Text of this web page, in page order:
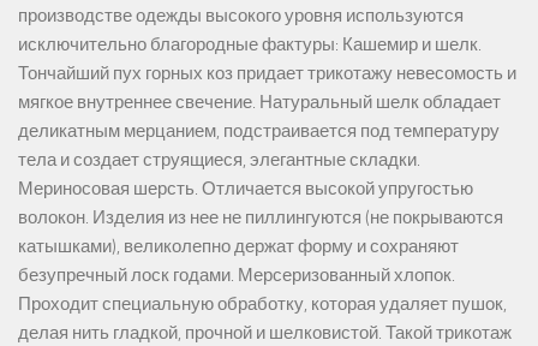
производстве одежды высокого уровня используются
исключительно благородные фактуры: Кашемир и шелк.
Тончайший пух горных коз придает трикотажу невесомость и
мягкое внутреннее свечение. Натуральный шелк обладает
деликатным мерцанием, подстраивается под температуру
тела и создает струящиеся, элегантные складки.
Мериносовая шерсть. Отличается высокой упругостью
волокон. Изделия из нее не пиллингуются (не покрываются
катышками), великолепно держат форму и сохраняют
безупречный лоск годами. Мерсеризованный хлопок.
Проходит специальную обработку, которая удаляет пушок,
делая нить гладкой, прочной и шелковистой. Такой трикотаж